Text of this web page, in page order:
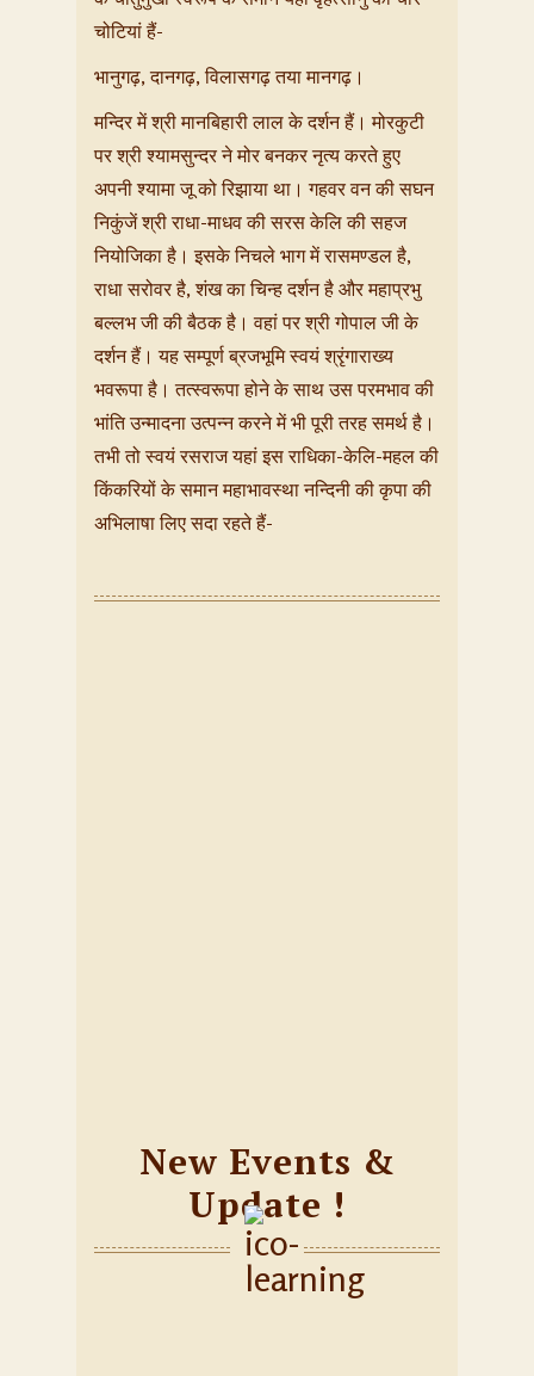
चोटियां हैं-
भानुगढ़, दानगढ़, विलासगढ़ तया मानगढ़।
मन्दिर में श्री मानबिहारी लाल के दर्शन हैं। मोरकुटी
पर श्री श्यामसुन्दर ने मोर बनकर नृत्य करते हुए
अपनी श्यामा जू को रिझाया था। गहवर वन की सघन
निकुंजें श्री राधा-माधव की सरस केलि की सहज
नियोजिका है। इसके निचले भाग में रासमण्डल है,
राधा सरोवर है, शंख का चिन्ह दर्शन है और महाप्रभु
बल्लभ जी की बैठक है। वहां पर श्री गोपाल जी के
दर्शन हैं। यह सम्पूर्ण ब्रजभूमि स्वयं श्रृंगाराख्य
भवरूपा है। तत्स्वरूपा होने के साथ उस परमभाव की
भांति उन्मादना उत्पन्न करने में भी पूरी तरह समर्थ है।
तभी तो स्वयं रसराज यहां इस राधिका-केलि-महल की
किंकरियों के समान महाभावस्था नन्दिनी की कृपा की
अभिलाषा लिए सदा रहते हैं-
New Events &
Update !